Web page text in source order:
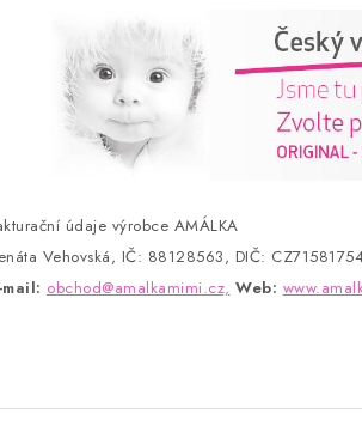
údaje výrobce AMÁLKA
Vehovská, IČ: 88128563, DIČ:
obchod@amalkamimi.cz, Web: